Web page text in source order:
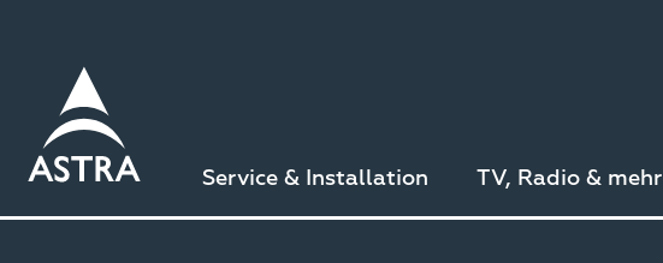
Service & Installation TV, Radio & mehr